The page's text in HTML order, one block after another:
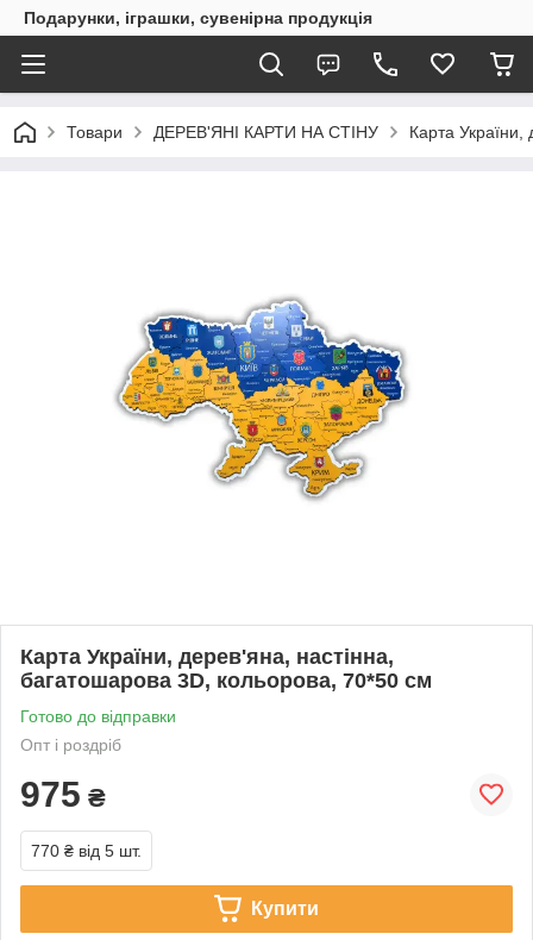
Подарунки, іграшки, сувенірна продукція
Товари ДЕРЕВ'ЯНІ КАРТИ НА СТІНУ Карта
Карта України, дерев'яна, настінна,
багатошарова 3D, кольорова, 70*50 см
Готово до відправки
Опт і роздріб
975 ₴
770 ₴ від 5 шт.
Купити